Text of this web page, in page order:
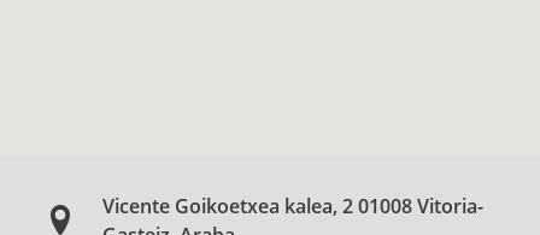
Vicente Goikoetxea kalea, 2 01008 Vitoria-